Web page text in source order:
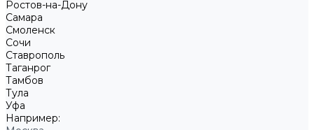
Ростов-на-Дону
Самара
Смоленск
Сочи
Ставрополь
Таганрог
Тамбов
Тула
Уфа
Например: